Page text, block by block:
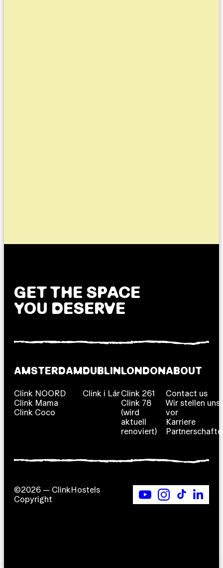
GET THE SPACE
YOU DESERVE
AMSTERDAM
Clink NOORD
Clink Mama
Clink Coco
DUBLIN
Clink i Lár
LONDON
Clink 261
Clink 78
(wird
aktuell
renoviert)
ABOUT
Contact us
Wir stellen uns
vor
Karriere
©2026 — ClinkHostels
Copyright